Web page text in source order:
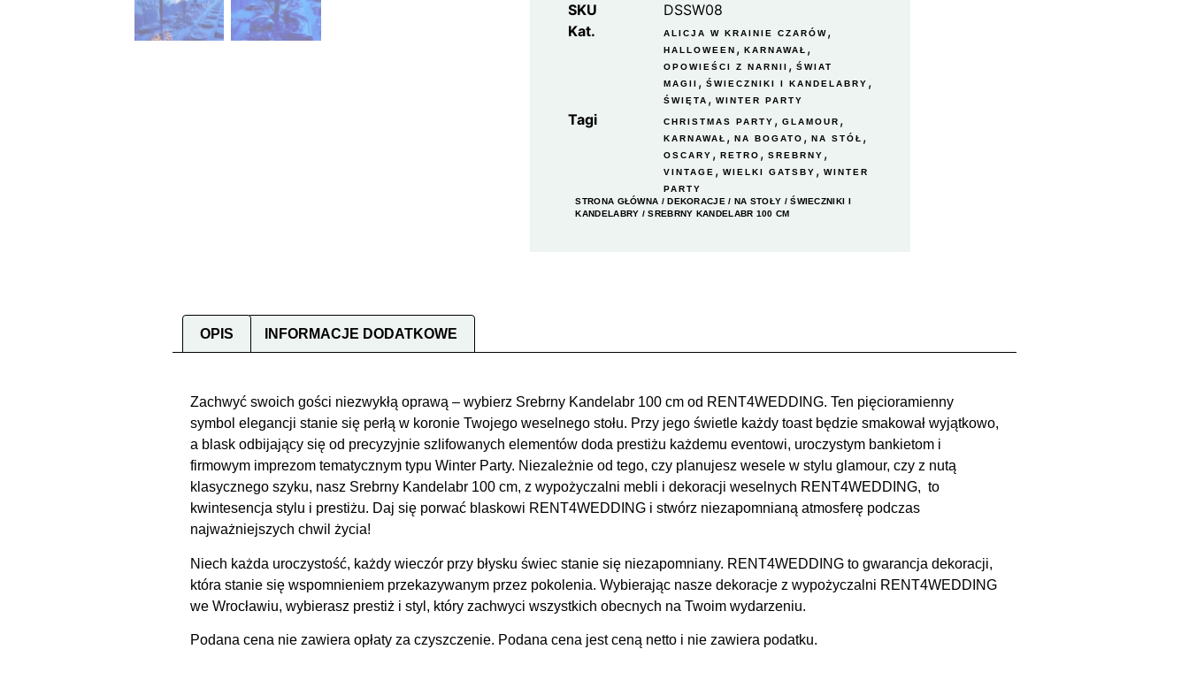
SKU
DSSW08
Kat.
ALICJA W KRAINIE CZARÓW,
HALLOWEEN , KARNAWAŁ ,
OPOWIEŚCI Z NARNII , ŚWIAT
MAGII , ŚWIECZNIKI I KANDELABRY ,
ŚWIĘTA , WINTER PARTY
Tagi CHRISTMAS PARTY , GLAMOUR ,
KARNAWAŁ , NA BOGATO , NA STÓŁ ,
OSCARY , RETRO , SREBRNY ,
VINTAGE , WIELKI GATSBY , WINTER
PARTY
STRONA GŁÓWNA /DEKORACJE / NA STOŁY /ŚWIECZNIKI I
KANDELABRY / SREBRNY KANDELABR 100 CM
OPIS INFORMACJE DODATKOWE
Zachwyć swoich gości niezwykłą oprawą – wybierz Srebrny Kandelabr 100 cm od RENT4WEDDING. Ten pięcioramienny
symbol elegancji stanie się perłą w koronie Twojego weselnego stołu. Przy jego świetle każdy toast będzie smakował wyjątkowo,
a blask odbijający się od precyzyjnie szlifowanych elementów doda prestiżu każdemu eventowi, uroczystym bankietom i
firmowym imprezom tematycznym typu Winter Party. Niezależnie od tego, czy planujesz wesele w stylu glamour, czy z nutą
klasycznego szyku, nasz Srebrny Kandelabr 100 cm, z wypożyczalni mebli i dekoracji weselnych RENT4WEDDING, to
kwintesencja stylu i prestiżu. Daj się porwać blaskowi RENT4WEDDING i stwórz niezapomnianą atmosferę podczas
najważniejszych chwil życia!
Niech każda uroczystość, każdy wieczór przy błysku świec stanie się niezapomniany. RENT4WEDDING to gwarancja dekoracji,
która stanie się wspomnieniem przekazywanym przez pokolenia. Wybierając nasze dekoracje z wypożyczalni RENT4WEDDING
we Wrocławiu, wybierasz prestiż i styl, który zachwyci wszystkich obecnych na Twoim wydarzeniu.
Podana cena nie zawiera opłaty za czyszczenie. Podana cena jest ceną netto i nie zawiera podatku.